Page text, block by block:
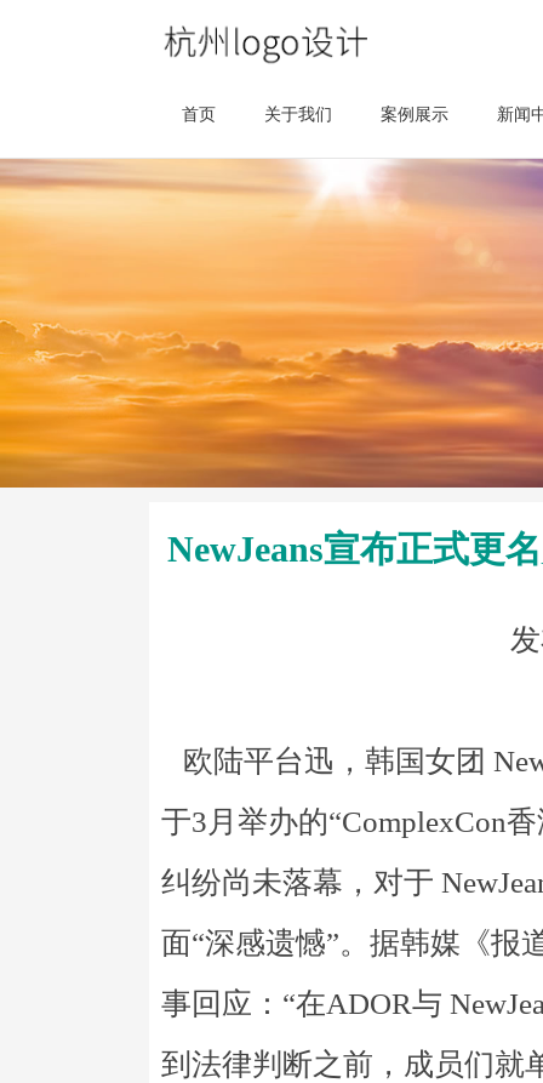
首页 关于我们 案例展示 新闻
NewJeans宣布正式更
欧陆平台迅，韩国女团
于3月举办的“ComplexCon
纠纷尚未落幕，对于
面“深感遗憾”。据韩媒《报
事回应：“在ADOR与
到法律判断之前，成员们就